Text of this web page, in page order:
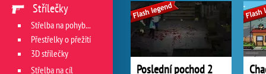
Poslední pochod 2
Střílečky
Střelba na pohyblivý cíl
Přestřelky o přežití
3D střílečky
Střelba na cíl